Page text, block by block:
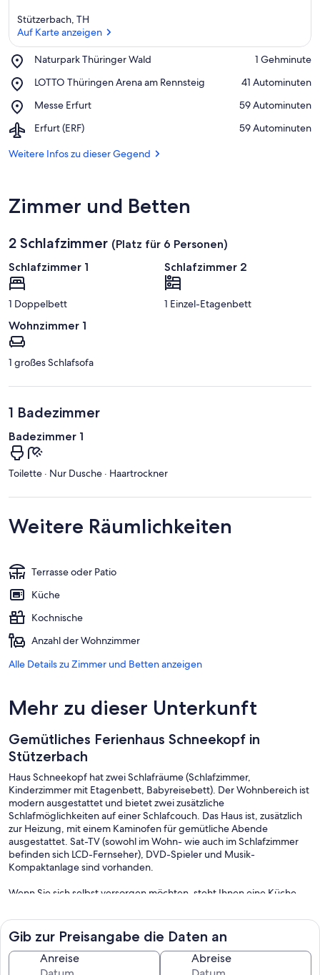
Stützerbach, TH
Auf Karte anzeigen
Naturpark Thüringer Wald
Place,
Thüringer
‪1 Gehminute‬
LOTTO Thüringen Arena am Rennsteig
Place,
Thüringen
am
‪41 Autominuten‬
Messe Erfurt
Place,
Erfurt
‪59 Autominuten‬
Erfurt (ERF)
Airport,
(ERF)
‪59 Autominuten‬
Weitere Infos zu dieser Gegend
Zimmer und Betten
2 Schlafzimmer (Platz für 6 Personen)
Schlafzimmer 1
1 Doppelbett
Schlafzimmer 2
1 Einzel-Etagenbett
Wohnzimmer 1
1 großes Schlafsofa
1 Badezimmer
Badezimmer 1
Toilette · Nur Dusche · Haartrockner
Weitere Räumlichkeiten
Terrasse oder Patio
Küche
Kochnische
Anzahl der Wohnzimmer
Alle Details zu Zimmer und Betten anzeigen
Mehr zu dieser Unterkunft
Gemütliches Ferienhaus Schneekopf in
Stützerbach
Haus Schneekopf hat zwei Schlafräume (Schlafzimmer,
Kinderzimmer mit Etagenbett, Babyreisebett). Der Wohnbereich ist
modern ausgestattet und bietet zwei zusätzliche
Schlafmöglichkeiten auf einer Schlafcouch. Das Haus ist, zusätzlich
zur Heizung, mit einem Kaminofen für gemütliche Abende
ausgestattet. Sat-TV (sowohl im Wohn- wie auch im Schlafzimmer
befinden sich LCD-Fernseher), DVD-Spieler und Musik-
Kompaktanlage sind vorhanden.
Wenn Sie sich selbst versorgen möchten, steht Ihnen eine Küche
Mini-Backofen, Kühlschrank, Glas-Keramik-Kochfeld etc. Das Haus
hat eine 35qm große, voll überdachte Terrasse. Grillmöglichkeiten,
eine Lounge-Garnitur und ein Parkplatz sind am Haus vorhanden.
Hier finden Sie idyllische Ruhe und können Freizeitaktivitäten wie
Gib zur Preisangabe die Daten an
Anreise Abreise